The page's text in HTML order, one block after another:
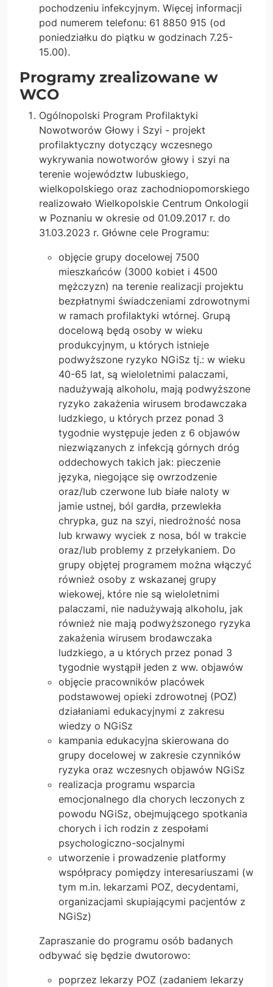
pochodzeniu infekcyjnym. Więcej informacji
pod numerem telefonu: 61 8850 915 (od
poniedziałku do piątku w godzinach 7.25-
15.00).
Programy zrealizowane w
WCO
Ogólnopolski Program Profilaktyki
Nowotworów Głowy i Szyi - projekt
profilaktyczny dotyczący wczesnego
wykrywania nowotworów głowy i szyi na
terenie województw lubuskiego,
wielkopolskiego oraz zachodniopomorskiego
realizowało Wielkopolskie Centrum Onkologii
w Poznaniu w okresie od 01.09.2017 r. do
31.03.2023 r. Główne cele Programu:
objęcie grupy docelowej 7500
mieszkańców (3000 kobiet i 4500
mężczyzn) na terenie realizacji projektu
bezpłatnymi świadczeniami zdrowotnymi
w ramach profilaktyki wtórnej. Grupą
docelową będą osoby w wieku
produkcyjnym, u których istnieje
podwyższone ryzyko NGiSz tj.: w wieku
40-65 lat, są wieloletnimi palaczami,
nadużywają alkoholu, mają podwyższone
ryzyko zakażenia wirusem brodawczaka
ludzkiego, u których przez ponad 3
tygodnie występuje jeden z 6 objawów
niezwiązanych z infekcją górnych dróg
oddechowych takich jak: pieczenie
języka, niegojące się owrzodzenie
oraz/lub czerwone lub białe naloty w
jamie ustnej, ból gardła, przewlekła
chrypka, guz na szyi, niedrożność nosa
lub krwawy wyciek z nosa, ból w trakcie
oraz/lub problemy z przełykaniem. Do
grupy objętej programem można włączyć
również osoby z wskazanej grupy
wiekowej, które nie są wieloletnimi
palaczami, nie nadużywają alkoholu, jak
również nie mają podwyższonego ryzyka
zakażenia wirusem brodawczaka
ludzkiego, a u których przez ponad 3
tygodnie wystąpił jeden z ww. objawów
objęcie pracowników placówek
podstawowej opieki zdrowotnej (POZ)
działaniami edukacyjnymi z zakresu
wiedzy o NGiSz
kampania edukacyjna skierowana do
grupy docelowej w zakresie czynników
ryzyka oraz wczesnych objawów NGiSz
realizacja programu wsparcia
emocjonalnego dla chorych leczonych z
powodu NGiSz, obejmującego spotkania
chorych i ich rodzin z zespołami
psychologiczno-socjalnymi
utworzenie i prowadzenie platformy
współpracy pomiędzy interesariuszami (w
tym m.in. lekarzami POZ, decydentami,
organizacjami skupiającymi pacjentów z
NGiSz)
Zapraszanie do programu osób badanych
odbywać się będzie dwutorowo:
poprzez lekarzy POZ (zadaniem lekarzy